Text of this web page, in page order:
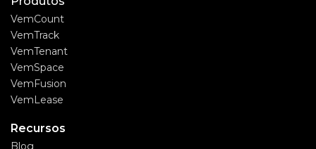
VemCount
VemTrack
VemTenant
VemSpace
VemFusion
VemLease
Recursos
Blog